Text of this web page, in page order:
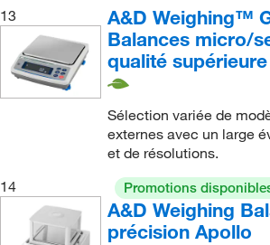
13
A&D Weighing™
Balances micro/
qualité supérieure
Sélection variée de
externes avec un large
et de résolutions.
14
Promotions
A&D Weighing
précision Apollo